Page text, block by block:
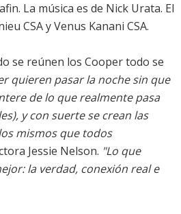
La música es de Nick Urata. El
CSA y Venus Kanani CSA.
se reúnen los Cooper todo se
quieren pasar la noche sin que
de lo que realmente pasa
y con suerte se crean las
mismos que todos
Jessie Nelson. "Lo que
la verdad, conexión real e